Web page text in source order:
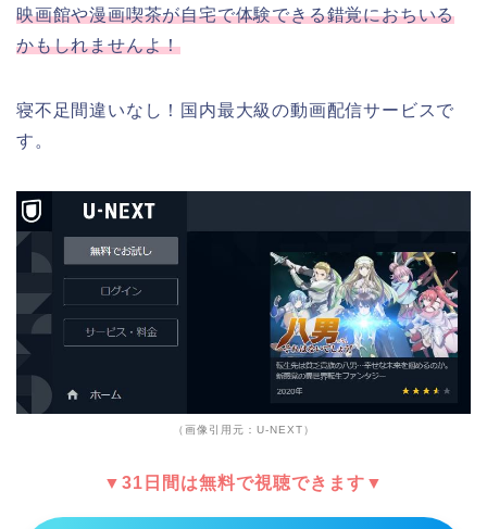
映画館や漫画喫茶が自宅で体験できる錯覚におちいる
かもしれませんよ！
寝不足間違いなし！国内最大級の動画配信サービスで
す。
（画像引用元：U-NEXT）
▼31日間は無料で視聴できます▼